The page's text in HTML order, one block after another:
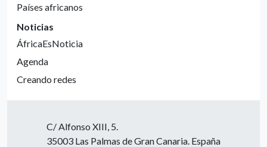
Países africanos
Noticias
ÁfricaEsNoticia
Agenda
Creando redes
C/ Alfonso XIII, 5.
35003 Las Palmas de Gran Canaria. España